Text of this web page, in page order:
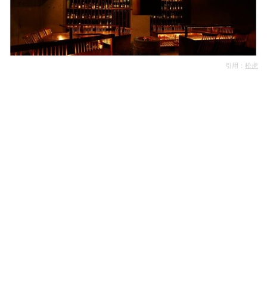
引用： 松虎